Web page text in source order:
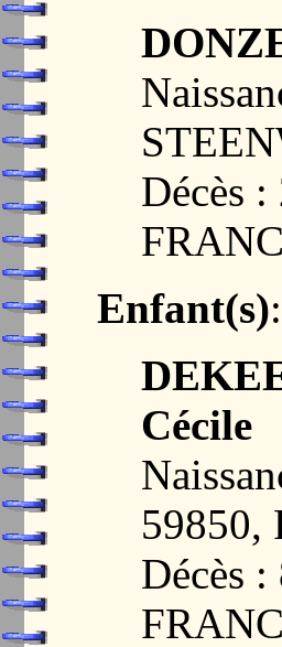
Décès
Enfant(s):
Cécile
59850,
Décès